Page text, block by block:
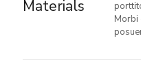
Materials
Morbi